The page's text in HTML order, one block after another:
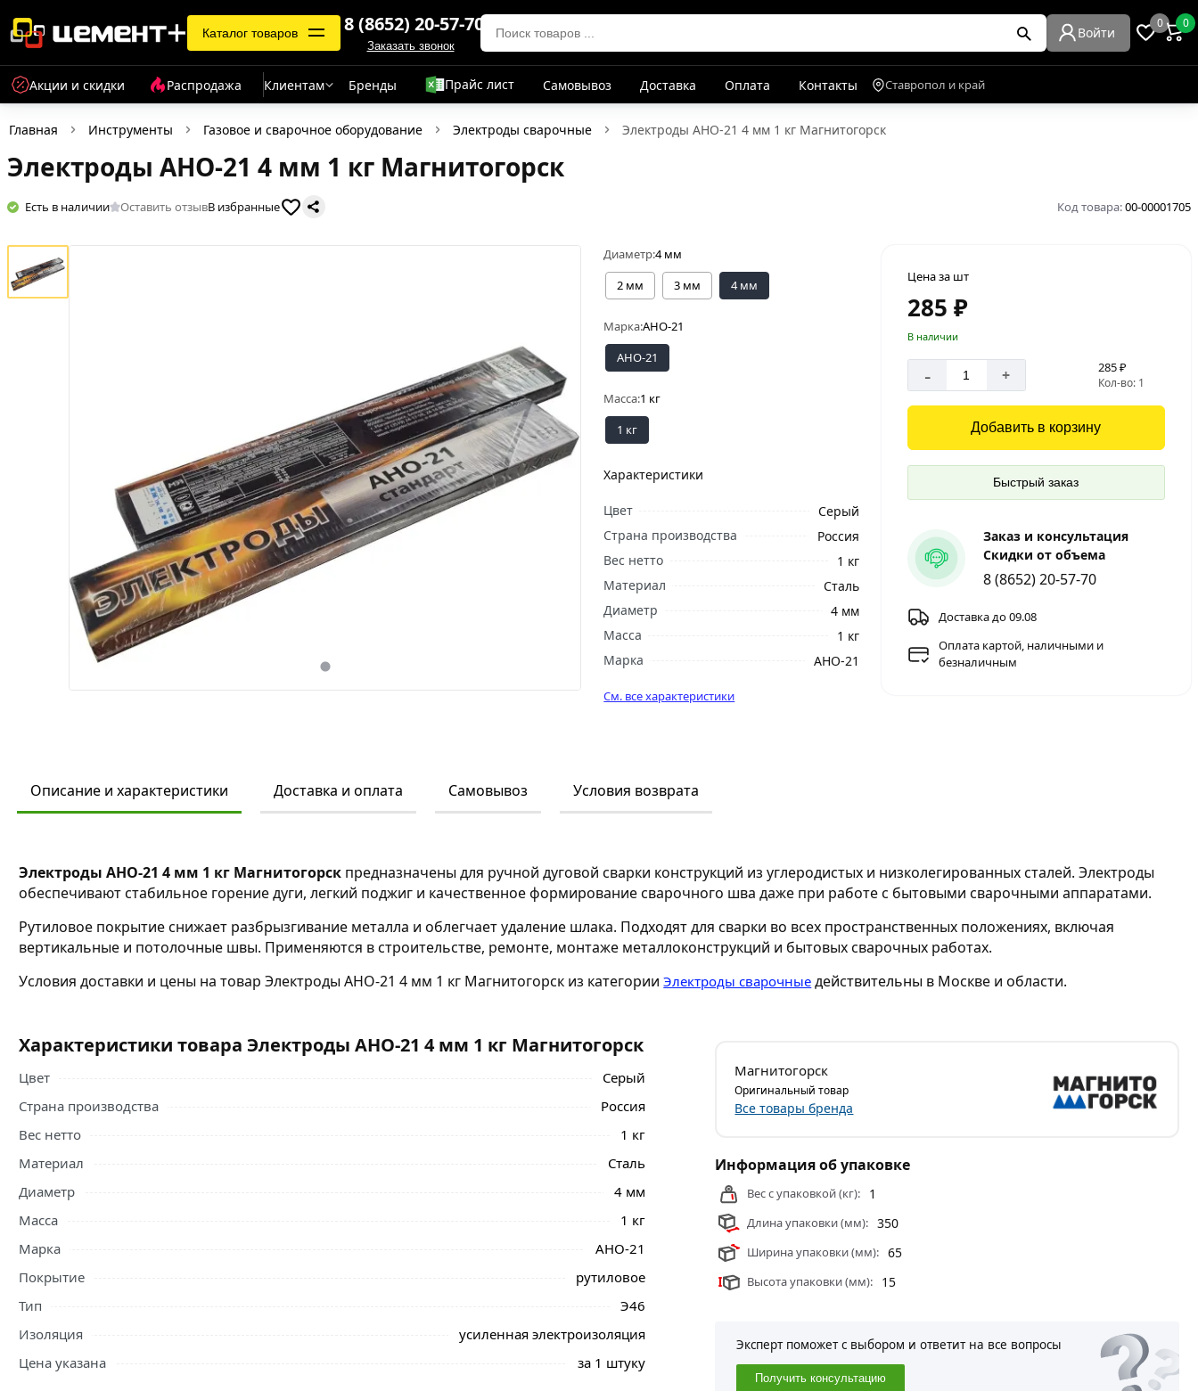
Каталог товаров 8 (8652) 20-57-70
Заказать звонок
Войти
0 0
Акции и скидки Распродажа Клиентам Бренды Прайс лист Самовывоз Доставка Оплата Контакты Ставропол и край
Главная Инструменты Газовое и сварочное оборудование Электроды сварочные Электроды АНО-21 4 мм 1 кг Магнитогорск
Электроды АНО-21 4 мм 1 кг Магнитогорск
Есть в наличии Оставить отзывВ избранные Код товара:00-00001705
Диаметр:4 мм
2 мм
3 мм 4 мм
Марка:АНО-21
АНО-21
Масса:1 кг
1 кг
Характеристики
Цвет
Серый
Страна производства
Россия
Вес нетто
1 кг
Материал
Сталь
Диаметр
4 мм
Масса
1 кг
Марка
АНО-21
См. все характеристики
Цена за шт
285 ₽
В наличии
- + 285 ₽
Кол-во: 1
Добавить в корзину
Быстрый заказ
Заказ и консультация
Скидки от объема
8 (8652) 20-57-70
Доставка до 09.08
Оплата картой, наличными и
безналичным
Описание и характеристики Доставка и оплата Самовывоз Условия возврата
Электроды АНО-21 4 мм 1 кг Магнитогорск предназначены для ручной дуговой сварки конструкций из углеродистых и низколегированных сталей. Электроды
обеспечивают стабильное горение дуги, легкий поджиг и качественное формирование сварочного шва даже при работе с бытовыми сварочными аппаратами.
Рутиловое покрытие снижает разбрызгивание металла и облегчает удаление шлака. Подходят для сварки во всех пространственных положениях, включая
вертикальные и потолочные швы. Применяются в строительстве, ремонте, монтаже металлоконструкций и бытовых сварочных работах.
Условия доставки и цены на товар Электроды АНО-21 4 мм 1 кг Магнитогорск из категорииЭлектроды сварочные действительны в Москве и области.
Характеристики товара Электроды АНО-21 4 мм 1 кг Магнитогорск
Цвет
Серый
Страна производства
Россия
Вес нетто
1 кг
Материал
Сталь
Диаметр
4 мм
Масса
1 кг
Марка
АНО-21
Покрытие
рутиловое
Тип
Э46
Изоляция
усиленная электроизоляция
Цена указана
за 1 штуку
Магнитогорск
Оригинальный товар
Все товары бренда
Информация об упаковке
Вес с упаковкой (кг): 1
Длина упаковки (мм): 350
Ширина упаковки (мм): 65
Высота упаковки (мм): 15
Эксперт поможет с выбором и ответит на все вопросы
Получить консультацию